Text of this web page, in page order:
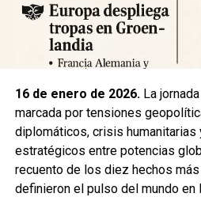
la ciudadanía priorizar la
los equipos de respuesta.
Fuente: 5to Poder Agencia de
16 de enero de 2026.La
marcada por tensiones
diplomáticos, crisis humanitarias
estratégicos entre potencias
recuento de los diez hechos
definieron el pulso del mundo en